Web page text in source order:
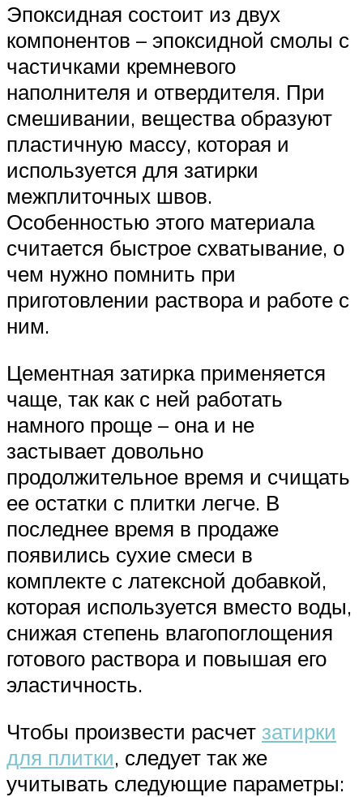
Эпоксидная состоит из двух
компонентов – эпоксидной смолы с
частичками кремневого
наполнителя и отвердителя. При
смешивании, вещества образуют
пластичную массу, которая и
используется для затирки
межплиточных швов.
Особенностью этого материала
считается быстрое схватывание, о
чем нужно помнить при
приготовлении раствора и работе с
ним.
Цементная затирка применяется
чаще, так как с ней работать
намного проще – она и не
застывает довольно
продолжительное время и счищать
ее остатки с плитки легче. В
последнее время в продаже
появились сухие смеси в
комплекте с латексной добавкой,
которая используется вместо воды,
снижая степень влагопоглощения
готового раствора и повышая его
эластичность.
Чтобы произвести расчет затирки
для плитки, следует так же
учитывать следующие параметры: